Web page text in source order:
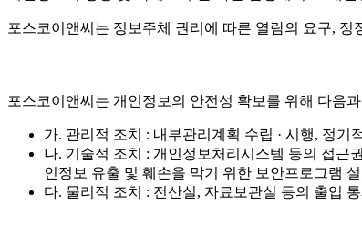
포스코이앤씨는 정보주체 권리에 따른 열람의 요구,
포스코이앤씨는 개인정보의 안전성 확보를 위해 다음
가. 관리적 조치 : 내부관리계획 수립 · 시행, 정기
나. 기술적 조치 : 개인정보처리시스템 등의 접근
인정보 유출 및 훼손을 막기 위한 보안프로그램
다. 물리적 조치 : 전산실, 자료보관실 등의 출입